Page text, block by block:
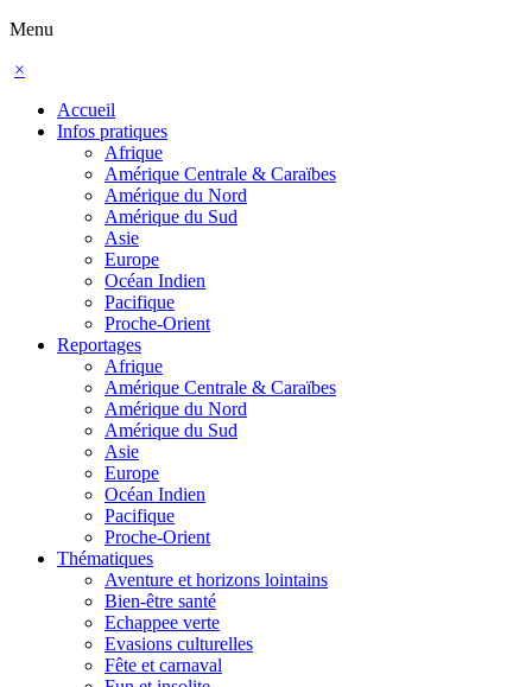
Menu
×
Accueil
Infos pratiques
Afrique
Amérique Centrale & Caraïbes
Amérique du Nord
Amérique du Sud
Asie
Europe
Océan Indien
Pacifique
Proche-Orient
Reportages
Afrique
Amérique Centrale & Caraïbes
Amérique du Nord
Amérique du Sud
Asie
Europe
Océan Indien
Pacifique
Proche-Orient
Thématiques
Aventure et horizons lointains
Bien-être santé
Echappee verte
Evasions culturelles
Fête et carnaval